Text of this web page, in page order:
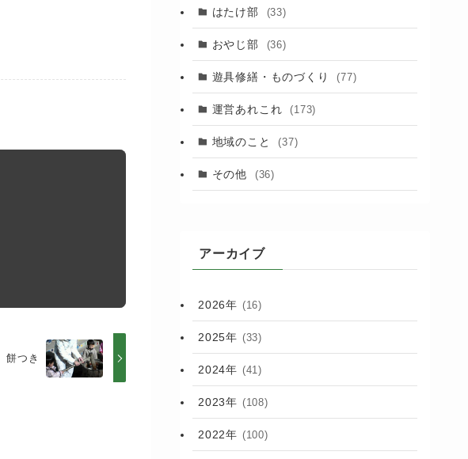
餅つき
はたけ部 (33)
おやじ部 (36)
遊具修繕・ものづくり (77)
運営あれこれ (173)
地域のこと (37)
その他 (36)
アーカイブ
2026年 (16)
2025年 (33)
2024年 (41)
2023年 (108)
2022年 (100)